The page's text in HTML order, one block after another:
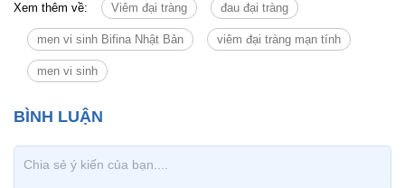
Xem thêm về: Viêm đại tràng đau đại tràng
men vi sinh Bifina Nhật Bản viêm đại tràng mạn tính
men vi sinh